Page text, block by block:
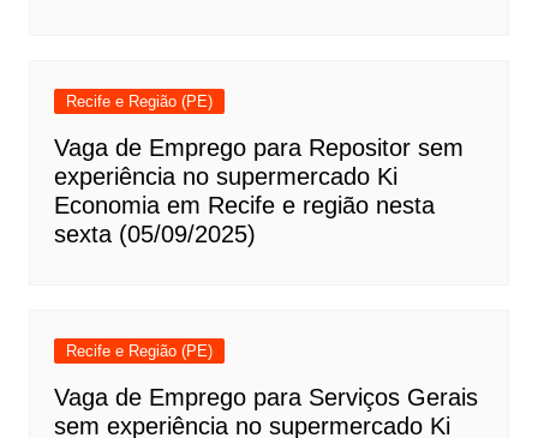
Recife e Região (PE)
Vaga de Emprego para Repositor sem
experiência no supermercado Ki
Economia em Recife e região nesta
sexta (05/09/2025)
Recife e Região (PE)
Vaga de Emprego para Serviços Gerais
sem experiência no supermercado Ki